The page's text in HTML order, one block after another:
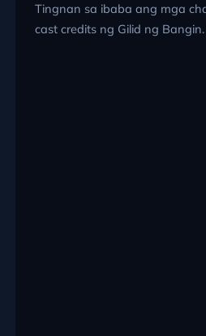
Tingnan sa ibaba ang mga
cast credits ng Gilid ng Bangin.